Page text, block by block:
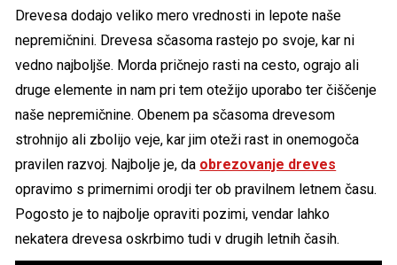
Drevesa dodajo veliko mero vrednosti in lepote naše
nepremičnini. Drevesa sčasoma rastejo po svoje, kar ni
vedno najboljše. Morda pričnejo rasti na cesto, ograjo ali
druge elemente in nam pri tem otežijo uporabo ter čiščenje
naše nepremičnine. Obenem pa sčasoma drevesom
strohnijo ali zbolijo veje, kar jim oteži rast in onemogoča
pravilen razvoj. Najbolje je, da obrezovanje dreves
opravimo s primernimi orodji ter ob pravilnem letnem času.
Pogosto je to najbolje opraviti pozimi, vendar lahko
nekatera drevesa oskrbimo tudi v drugih letnih časih.